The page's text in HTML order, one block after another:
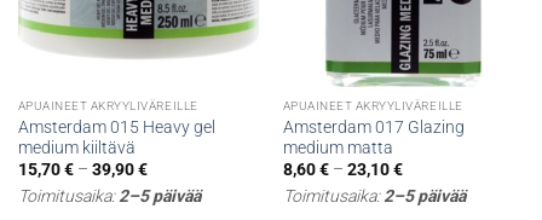
APUAINEET AKRYYLIVÄREILLE
Amsterdam 015 Heavy gel
medium kiiltävä
15,70€ – 39,90€Hintaluokka:
15,70 €
-
Toimitusaika:2–5 päivää
APUAINEET AKRYYLIVÄREILLE
Amsterdam 017 Glazing
medium matta
8,60€ – 23,10€Hintaluokka:
8,60 €
-
Toimitusaika:2–5 päivää